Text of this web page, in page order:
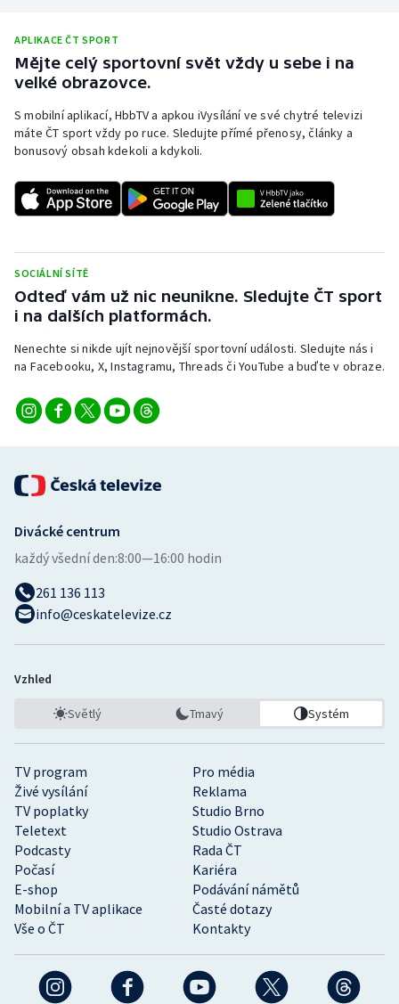
Ostatní
APLIKACE ČT SPORT
Mějte celý sportovní svět vždy u sebe i na
velké obrazovce.
S mobilní aplikací, HbbTV a apkou iVysílání ve své chytré televizi
máte ČT sport vždy po ruce. Sledujte přímé přenosy, články a
bonusový obsah kdekoli a kdykoli.
SOCIÁLNÍ SÍTĚ
Odteď vám už nic neunikne. Sledujte ČT sport
i na dalších platformách.
Nenechte si nikde ujít nejnovější sportovní události. Sledujte nás i
na Facebooku, X, Instagramu, Threads či YouTube a buďte v obraze.
TV program
Pro média
Živé vysílání
Reklama
TV poplatky
Studio Brno
Teletext
Studio Ostrava
Podcasty
Rada ČT
Počasí
Kariéra
E-shop
Podávání námětů
Mobilní a TV aplikace
Časté dotazy
Vše o ČT
Kontakty
Divácké centrum
každý všední den:8:00—16:00 hodin
261 136 113
info@ceskatelevize.cz
Vzhled
Světlý Tmavý Systém